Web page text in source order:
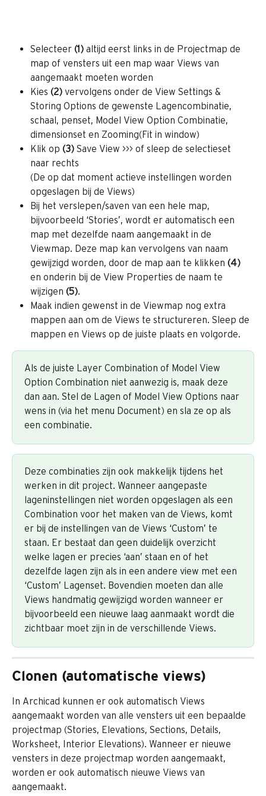
Selecteer (1) altijd eerst links in de Projectmap de
map of vensters uit een map waar Views van
aangemaakt moeten worden
Kies (2) vervolgens onder de View Settings &
Storing Options de gewenste Lagencombinatie,
schaal, penset, Model View Option Combinatie,
dimensionset en Zooming(Fit in window)
Klik op (3) Save View >>> of sleep de selectieset
naar rechts
(De op dat moment actieve instellingen worden
opgeslagen bij de Views)
Bij het verslepen/saven van een hele map,
bijvoorbeeld ‘Stories’, wordt er automatisch een
map met dezelfde naam aangemaakt in de
Viewmap. Deze map kan vervolgens van naam
gewijzigd worden, door de map aan te klikken (4)
en onderin bij de View Properties de naam te
wijzigen (5).
Maak indien gewenst in de Viewmap nog extra
mappen aan om de Views te structureren. Sleep de
mappen en Views op de juiste plaats en volgorde.
Als de juiste Layer Combination of Model View
Option Combination niet aanwezig is, maak deze
dan aan. Stel de Lagen of Model View Options naar
wens in (via het menu Document) en sla ze op als
een combinatie.
Deze combinaties zijn ook makkelijk tijdens het
werken in dit project. Wanneer aangepaste
lageninstellingen niet worden opgeslagen als een
Combination voor het maken van de Views, komt
er bij de instellingen van de Views ‘Custom’ te
staan. Er bestaat dan geen duidelijk overzicht
welke lagen er precies ‘aan’ staan en of het
dezelfde lagen zijn als in een andere view met een
‘Custom’ Lagenset. Bovendien moeten dan alle
Views handmatig gewijzigd worden wanneer er
bijvoorbeeld een nieuwe laag aanmaakt wordt die
zichtbaar moet zijn in de verschillende Views.
Clonen (automatische views)
In Archicad kunnen er ook automatisch Views
aangemaakt worden van alle vensters uit een bepaalde
projectmap (Stories, Elevations, Sections, Details,
Worksheet, Interior Elevations). Wanneer er nieuwe
vensters in deze projectmap worden aangemaakt,
worden er ook automatisch nieuwe Views van
aangemaakt.